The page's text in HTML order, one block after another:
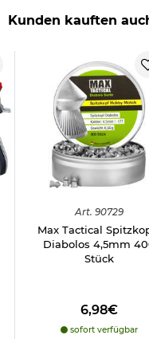
Kunden kauften
Art. 90729
Max Tactical
Diabolos 4,5mm
Stück
6,98€
sofort verfügbar